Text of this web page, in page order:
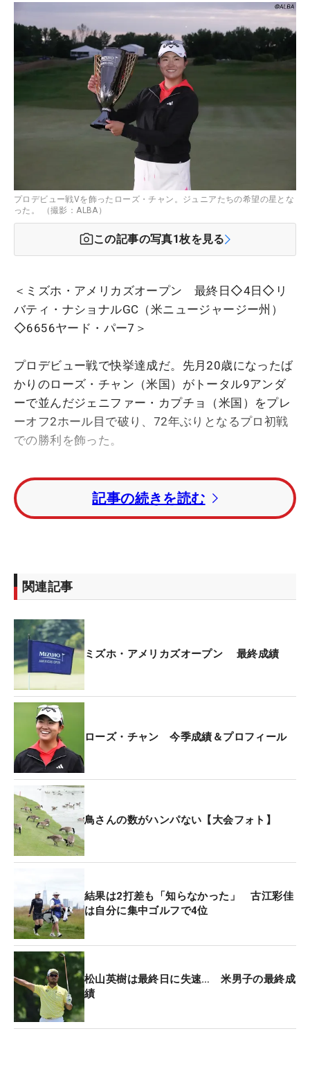
プロデビュー戦Vを飾ったローズ・チャン。ジュニアたちの希望の星とな
った。 （撮影：ALBA）
この記事の写真1枚を見る
＜ミズホ・アメリカズオープン 最終日◇4日◇リ
バティ・ナショナルGC（米ニュージャージー州）
◇6656ヤード・パー7＞
プロデビュー戦で快挙達成だ。先月20歳になったば
かりのローズ・チャン（米国）がトータル9アンダ
ーで並んだジェニファー・カプチョ（米国）をプレ
ーオフ2ホール目で破り、72年ぶりとなるプロ初戦
での勝利を飾った。
2位に2打のリードを持ってスタートした最終ラウン
ド。3番までパーを並べたが、4番でこの日始めてス
コアが動いた。ここをボギーとすると、その後もバ
ドで首位を守った。
く粘るしかなかった。手堅いプレーはできたと思
う」と、最終ホールを迎えた時点で1打リード。パ
ーで逃げ切りという状況で、ティショットはバンカ
ーへ。直接狙えない状況でなんとかグリーン手前ま
で運び、アプローチも2.5メートルに寄せた。だが、
優勝パットは無情にもカップ右を抜け、18番パー4
でのプレーオフにもつれ込んだ。
1ホール目はともにティショットを曲げて、2打目を
グリーン手前まで運ぶのがやっと。チャンはそこか
ら3.5メートルと寄らず、相手は1.5メートル。不利
な状況もこれを沈めてパーとすると、カプチョに入
れ替えされ2ホール目へ。ここでスーパーショット
フェアウェイからの2打目は残り残り180ヤード。日
も落ち、冷たいアゲンストの風のなか放たれた2打
目はピン右2メートルに止まった。ここから2パット
のパーで締めくくり、パーを逃したジェニファーを
振り切った。
「この場所にこうしていられるとは思わなかった。
記事の続きを読む
関連記事
ミズホ・アメリカズオープン 最終成績
ローズ・チャン 今季成績＆プロフィール
鳥さんの数がハンパない【大会フォト】
結果は2打差も「知らなかった」 古江彩佳
は自分に集中ゴルフで4位
松山英樹は最終日に失速… 米男子の最終成
績